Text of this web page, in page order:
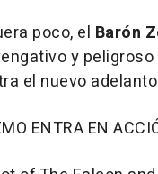
poco, el Barón
y peligroso
el nuevo
ENTRA EN